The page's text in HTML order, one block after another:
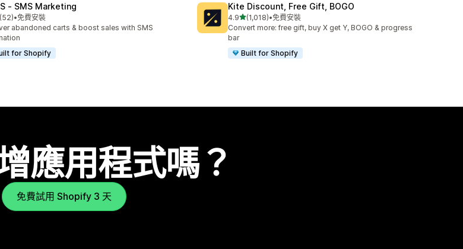
‑ SMS Marketing
5 顆星
(52)則評價
•免費安裝
abandoned carts & boost sales with SMS
for Shopify
Kite Discount, Free Gift, BOGO
4.9滿分 5 顆星
(1,018)
共有 1018 則評價
•免費安裝
Convert more: free gift, buy X get Y, BOGO & progress
bar
Built for Shopify
應用程式嗎？
免費試用 Shopify 3 天